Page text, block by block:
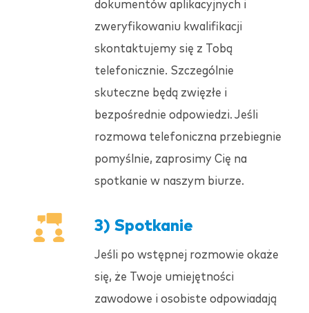
dokumentów aplikacyjnych i
zweryfikowaniu kwalifikacji
skontaktujemy się z Tobą
telefonicznie. Szczególnie
skuteczne będą zwięzłe i
bezpośrednie odpowiedzi. Jeśli
rozmowa telefoniczna przebiegnie
pomyślnie, zaprosimy Cię na
spotkanie w naszym biurze.
3) Spotkanie
Jeśli po wstępnej rozmowie okaże
się, że Twoje umiejętności
zawodowe i osobiste odpowiadają